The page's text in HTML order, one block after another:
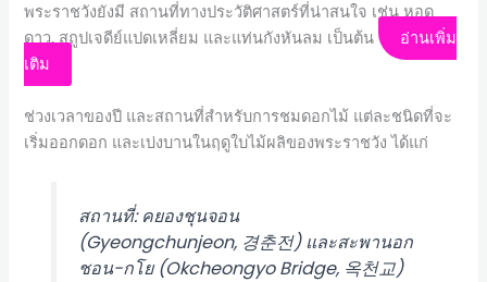
พระราชวังยังมี สถานที่ทางประวัติศาสตร์ที่น่าสนใจ เช่น หอดู
ดาว, สถูปเจดีย์แปดเหลี่ยม และแท่นกังหันลม เป็นต้น
อ่านเพิ่ม
เติม
ช่วงเวลาของปี และสถานที่สำหรับการชมดอกไม้ แต่ละชนิดที่จะ
เริ่มออกดอก และเบ่งบานในฤดูใบไม้ผลิของพระราชวัง ได้แก่
สถานที่: คยองชุนจอน
(Gyeongchunjeon, 경춘전) และสะพานอก
ชอน-กโย (Okcheongyo Bridge, 옥천교)